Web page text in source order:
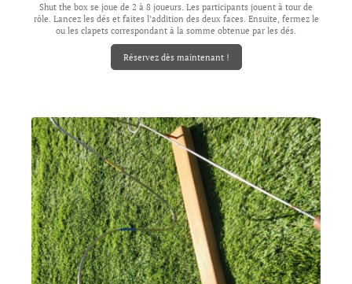
Shut the box se joue de 2 à 8 joueurs. Les participants jouent à tour de
rôle. Lancez les dés et faites l’addition des deux faces. Ensuite, fermez le
ou les clapets correspondant à la somme obtenue par les dés.
Réservez dès maintenant !